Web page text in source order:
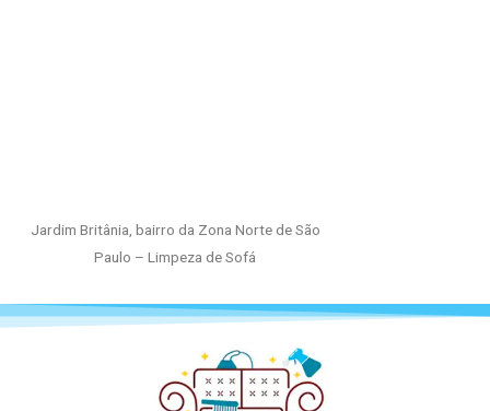
Jardim Britânia, bairro da Zona Norte de São
Paulo – Limpeza de Sofá